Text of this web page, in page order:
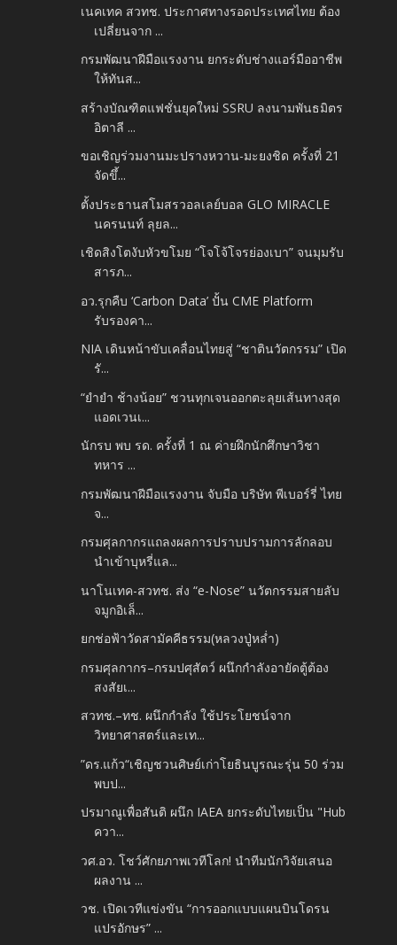
เนคเทค สวทช. ประกาศทางรอดประเทศไทย ต้อง
เปลี่ยนจาก ...
กรมพัฒนาฝีมือแรงงาน ยกระดับช่างแอร์มืออาชีพ
ให้ทันส...
สร้างบัณฑิตแฟชั่นยุคใหม่ SSRU ลงนามพันธมิตร
อิตาลี ...
ขอเชิญร่วมงานมะปรางหวาน-มะยงชิด ครั้งที่ 21
จัดขึ้...
ตั้งประธานสโมสรวอลเลย์บอล GLO MIRACLE
นครนนท์ ลุยล...
เชิดสิงโตงับหัวขโมย “โจโจ้โจรย่องเบา” จนมุมรับ
สารภ...
อว.รุกคืบ ‘Carbon Data’ ปั้น CME Platform
รับรองคา...
NIA เดินหน้าขับเคลื่อนไทยสู่ “ชาตินวัตกรรม” เปิด
รั...
“ยำยำ ช้างน้อย” ชวนทุกเจนออกตะลุยเส้นทางสุด
แอดเวนเ...
นักรบ พบ รด. ครั้งที่ 1 ณ ค่ายฝึกนักศึกษาวิชา
ทหาร ...
กรมพัฒนาฝีมือแรงงาน จับมือ บริษัท พีเบอร์รี่ ไทย
จ...
กรมศุลกากรแถลงผลการปราบปรามการลักลอบ
นำเข้าบุหรี่แล...
นาโนเทค-สวทช. ส่ง “e-Nose” นวัตกรรมสายลับ
จมูกอิเล็...
ยกช่อฟ้าวัดสามัคคีธรรม(หลวงปู่หล่ำ)
กรมศุลกากร–กรมปศุสัตว์ ผนึกกำลังอายัดตู้ต้อง
สงสัยเ...
สวทช.–ทช. ผนึกกำลัง ใช้ประโยชน์จาก
วิทยาศาสตร์และเท...
”ดร.แก้ว“เชิญชวนศิษย์เก่าโยธินบูรณะรุ่น 50 ร่วม
พบป...
ปรมาณูเพื่อสันติ ผนึก IAEA ยกระดับไทยเป็น "Hub
ควา...
วศ.อว. โชว์ศักยภาพเวทีโลก! นำทีมนักวิจัยเสนอ
ผลงาน ...
วช. เปิดเวทีแข่งขัน “การออกแบบแผนบินโดรน
แปรอักษร” ...